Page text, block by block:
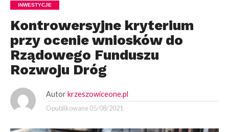
INWESTYCJE
Kontrowersyjne kryterium
przy ocenie wniosków do
Rządowego Funduszu
Rozwoju Dróg
Autor krzeszowiceone.pl
Opublikowane 05/08/2021